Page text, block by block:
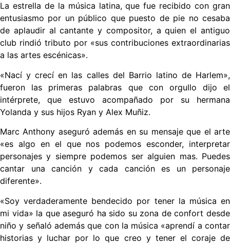
La estrella de la música latina, que fue recibido con gran
entusiasmo por un público que puesto de pie no cesaba
de aplaudir al cantante y compositor, a quien el antiguo
club rindió tributo por «sus contribuciones extraordinarias
a las artes escénicas».
«Nací y crecí en las calles del Barrio latino de Harlem»,
fueron las primeras palabras que con orgullo dijo el
intérprete, que estuvo acompañado por su hermana
Yolanda y sus hijos Ryan y Alex Muñiz.
Marc Anthony aseguró además en su mensaje que el arte
«es algo en el que nos podemos esconder, interpretar
personajes y siempre podemos ser alguien mas. Puedes
cantar una canción y cada canción es un personaje
diferente».
«Soy verdaderamente bendecido por tener la música en
mi vida» la que aseguró ha sido su zona de confort desde
niño y señaló además que con la música «aprendí a contar
historias y luchar por lo que creo y tener el coraje de